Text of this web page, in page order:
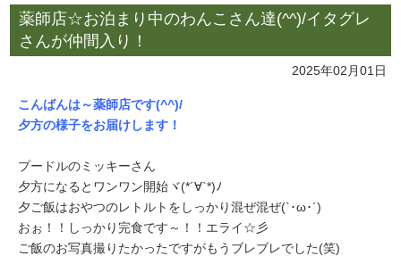
薬師店☆お泊まり中のわんこさん達(^^)/イタグレ
さんが仲間入り！
2025年02月01日
こんばんは～薬師店です(^^)/
夕方の様子をお届けします！
プードルのミッキーさん
夕方になるとワンワン開始ヾ(*´∀`*)ﾉ
夕ご飯はおやつのレトルトをしっかり混ぜ混ぜ(`･ω･´)
おぉ！！しっかり完食です～！！エライ☆彡
ご飯のお写真撮りたかったですがもうブレブレでした(笑)